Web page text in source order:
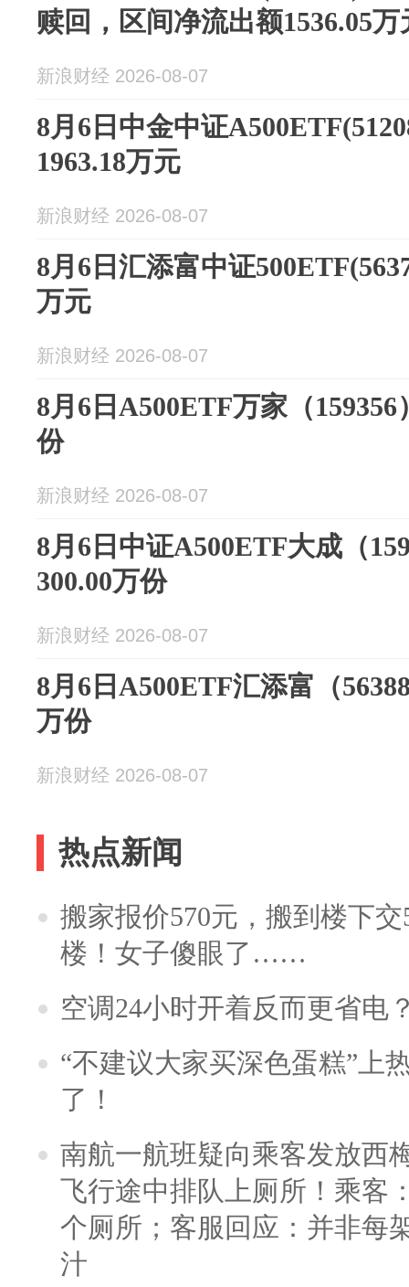
赎回，区间净流出额1536.05万
新浪财经 2026-08-07
8月6日中金中证
1963.18万元
新浪财经 2026-08-07
8月6日汇添富中证
万元
新浪财经 2026-08-07
8月6日A500ETF万家（
份
新浪财经 2026-08-07
8月6日中证A500ETF大成（
300.00万份
新浪财经 2026-08-07
8月6日A500ETF汇添富（
万份
新浪财经 2026-08-07
热点新闻
搬家报价570元，搬到楼下
楼！女子傻眼了……
空调24小时开着反而更省电
“不建议大家买深色蛋糕”上
了！
南航一航班疑向乘客发放西
飞行途中排队上厕所！乘客
个厕所；客服回应：并非每
汁